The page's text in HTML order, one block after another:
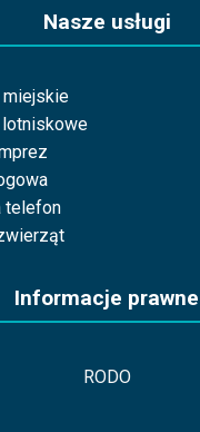
Nasze usługi
telefon
Informacje prawne
RODO